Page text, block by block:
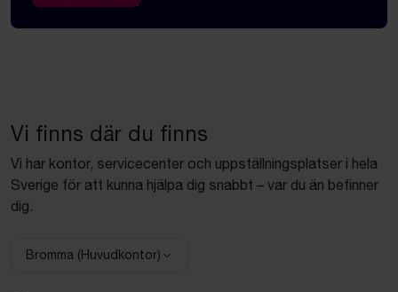
Vi finns där du finns
Vi har kontor, servicecenter och uppställningsplatser i hela
Sverige för att kunna hjälpa dig snabbt – var du än befinner
dig.
Välj anläggning:
Bromma (Huvudkontor)